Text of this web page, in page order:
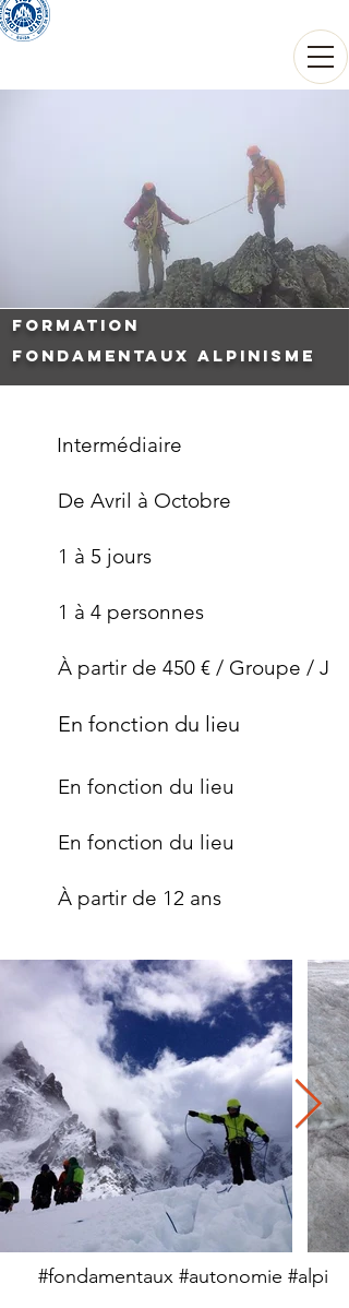
Formation
Fondamentaux Alpinisme
Intermédiaire
De Avril à Octobre
1 à 5 jours
1 à 4 personnes
À partir de 450 € / Groupe / J
En fonction du lieu
En fonction du lieu
En fonction du lieu
À partir de 12 ans
#fondamentaux #autonomie #alpi